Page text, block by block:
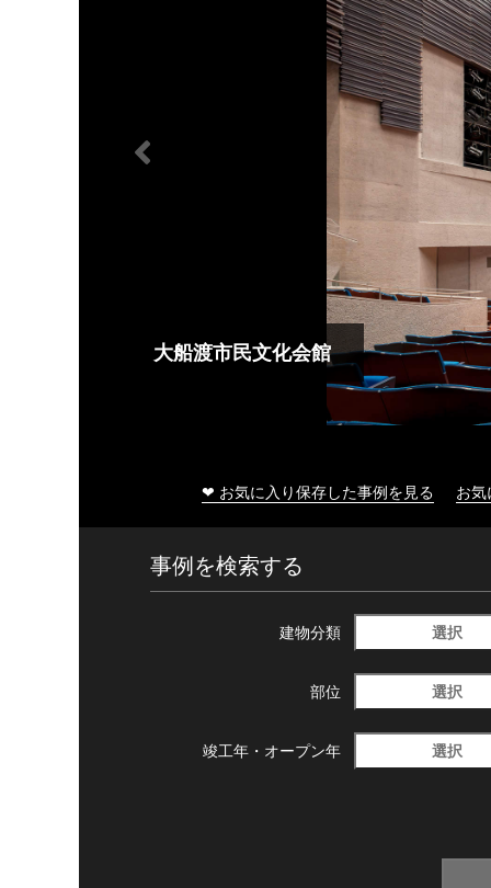
大船渡市民文化会館
❤ お気に入り保存した事例を見る お
事例を検索する
建物分類 選択
部位 選択
竣工年・ オープン年 選択